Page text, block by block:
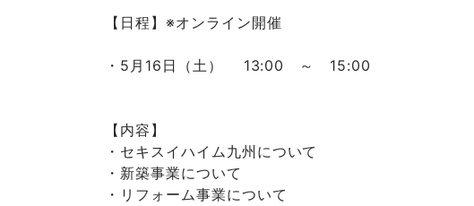
【日程】※オンライン開催
・5月16日（土） 13:00 ～ 15:00
【内容】
・セキスイハイム九州について
・新築事業について
・リフォーム事業について